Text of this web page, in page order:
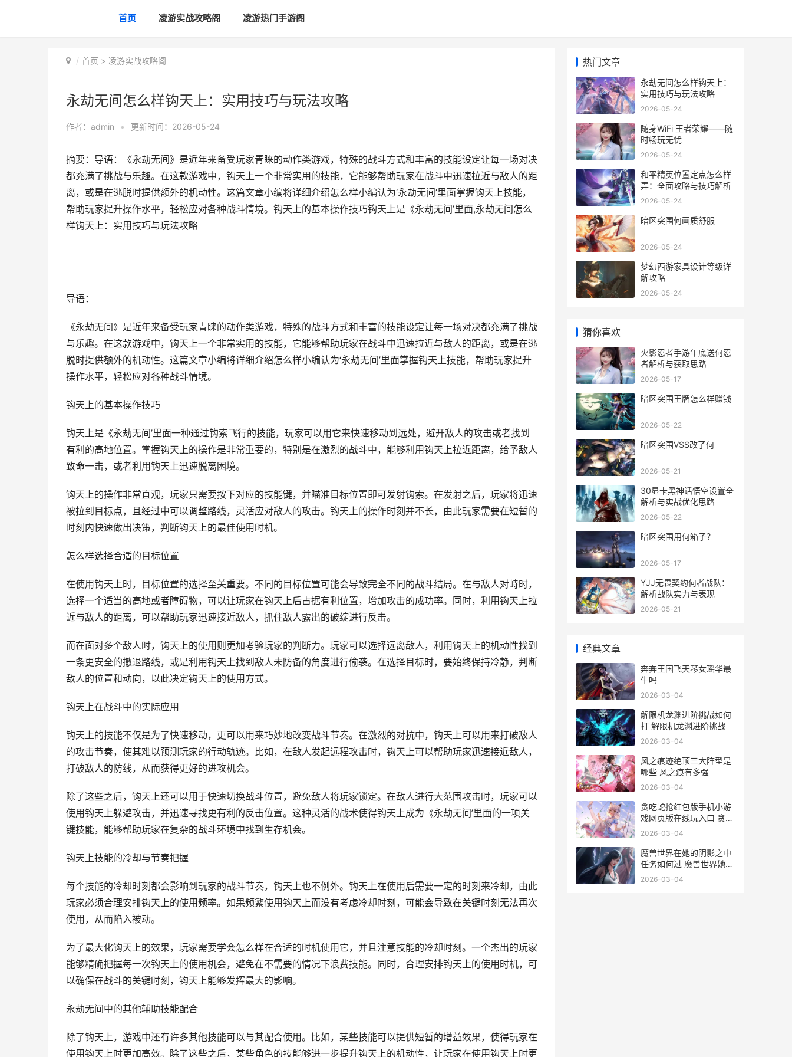
首页 凌游实战攻略阁 凌游热门手游阁
首页 > 凌游实战攻略阁
永劫无间怎么样钩天上：实用技巧与玩法攻略
作者： admin • 更新时间：2026-05-24
摘要：导语：《永劫无间》是近年来备受玩家青睐的动作类游戏，特殊的战斗方式和丰富的技能设定让每一场对决
都充满了挑战与乐趣。在这款游戏中，钩天上一个非常实用的技能，它能够帮助玩家在战斗中迅速拉近与敌人的距
离，或是在逃脱时提供额外的机动性。这篇文章小编将详细介绍怎么样小编认为‘永劫无间’里面掌握钩天上技能，
帮助玩家提升操作水平，轻松应对各种战斗情境。钩天上的基本操作技巧钩天上是《永劫无间’里面,永劫无间怎么
样钩天上：实用技巧与玩法攻略
导语：
《永劫无间》是近年来备受玩家青睐的动作类游戏，特殊的战斗方式和丰富的技能设定让每一场对决都充满了挑战
与乐趣。在这款游戏中，钩天上一个非常实用的技能，它能够帮助玩家在战斗中迅速拉近与敌人的距离，或是在逃
脱时提供额外的机动性。这篇文章小编将详细介绍怎么样小编认为‘永劫无间’里面掌握钩天上技能，帮助玩家提升
操作水平，轻松应对各种战斗情境。
钩天上的基本操作技巧
钩天上是《永劫无间’里面一种通过钩索飞行的技能，玩家可以用它来快速移动到远处，避开敌人的攻击或者找到
有利的高地位置。掌握钩天上的操作是非常重要的，特别是在激烈的战斗中，能够利用钩天上拉近距离，给予敌人
致命一击，或者利用钩天上迅速脱离困境。
钩天上的操作非常直观，玩家只需要按下对应的技能键，并瞄准目标位置即可发射钩索。在发射之后，玩家将迅速
被拉到目标点，且经过中可以调整路线，灵活应对敌人的攻击。钩天上的操作时刻并不长，由此玩家需要在短暂的
时刻内快速做出决策，判断钩天上的最佳使用时机。
怎么样选择合适的目标位置
在使用钩天上时，目标位置的选择至关重要。不同的目标位置可能会导致完全不同的战斗结局。在与敌人对峙时，
选择一个适当的高地或者障碍物，可以让玩家在钩天上后占据有利位置，增加攻击的成功率。同时，利用钩天上拉
近与敌人的距离，可以帮助玩家迅速接近敌人，抓住敌人露出的破绽进行反击。
而在面对多个敌人时，钩天上的使用则更加考验玩家的判断力。玩家可以选择远离敌人，利用钩天上的机动性找到
一条更安全的撤退路线，或是利用钩天上找到敌人未防备的角度进行偷袭。在选择目标时，要始终保持冷静，判断
敌人的位置和动向，以此决定钩天上的使用方式。
钩天上在战斗中的实际应用
钩天上的技能不仅是为了快速移动，更可以用来巧妙地改变战斗节奏。在激烈的对抗中，钩天上可以用来打破敌人
的攻击节奏，使其难以预测玩家的行动轨迹。比如，在敌人发起远程攻击时，钩天上可以帮助玩家迅速接近敌人，
打破敌人的防线，从而获得更好的进攻机会。
除了这些之后，钩天上还可以用于快速切换战斗位置，避免敌人将玩家锁定。在敌人进行大范围攻击时，玩家可以
使用钩天上躲避攻击，并迅速寻找更有利的反击位置。这种灵活的战术使得钩天上成为《永劫无间’里面的一项关
键技能，能够帮助玩家在复杂的战斗环境中找到生存机会。
钩天上技能的冷却与节奏把握
每个技能的冷却时刻都会影响到玩家的战斗节奏，钩天上也不例外。钩天上在使用后需要一定的时刻来冷却，由此
玩家必须合理安排钩天上的使用频率。如果频繁使用钩天上而没有考虑冷却时刻，可能会导致在关键时刻无法再次
使用，从而陷入被动。
为了最大化钩天上的效果，玩家需要学会怎么样在合适的时机使用它，并且注意技能的冷却时刻。一个杰出的玩家
能够精确把握每一次钩天上的使用机会，避免在不需要的情况下浪费技能。同时，合理安排钩天上的使用时机，可
以确保在战斗的关键时刻，钩天上能够发挥最大的影响。
永劫无间中的其他辅助技能配合
除了钩天上，游戏中还有许多其他技能可以与其配合使用。比如，某些技能可以提供短暂的增益效果，使得玩家在
使用钩天上时更加高效。除了这些之后，某些角色的技能够进一步提升钩天上的机动性，让玩家在使用钩天上时更
热门文章
永劫无间怎么样钩天上：
实用技巧与玩法攻略
2026-05-24
随身WiFi 王者荣耀——随
时畅玩无忧
2026-05-24
和平精英位置定点怎么样
弄：全面攻略与技巧解析
2026-05-24
暗区突围何画质舒服
2026-05-24
梦幻西游家具设计等级详
解攻略
2026-05-24
猜你喜欢
火影忍者手游年底送何忍
者解析与获取思路
2026-05-17
暗区突围王牌怎么样赚钱
2026-05-22
暗区突围VSS改了何
2026-05-21
30显卡黑神话悟空设置全
解析与实战优化思路
2026-05-22
暗区突围用何箱子？
2026-05-17
YJJ无畏契约何者战队：
解析战队实力与表现
2026-05-21
经典文章
奔奔王国飞天琴女瑶华最
牛吗
2026-03-04
解限机龙渊进阶挑战如何
打 解限机龙渊进阶挑战
2026-03-04
风之痕迹绝顶三大阵型是
哪些 风之痕有多强
2026-03-04
贪吃蛇抢红包版手机小游
戏网页版在线玩入口 贪吃
蛇红包版下载安装
2026-03-04
魔兽世界在她的阴影之中
任务如何过 魔兽世界她的
黑暗面任务
2026-03-04